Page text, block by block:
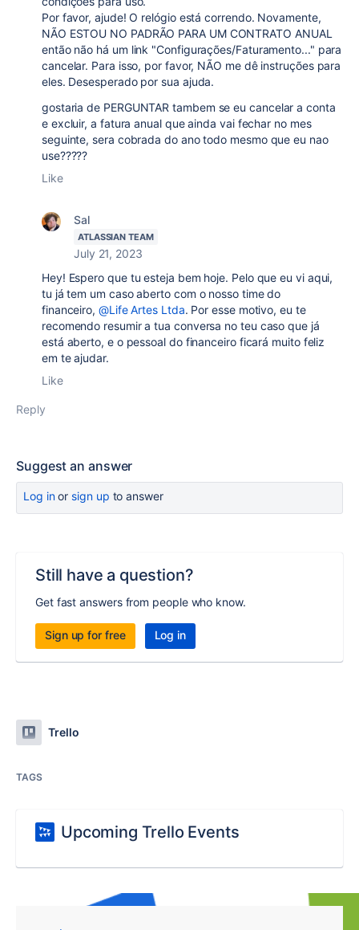
Por favor, ajude! O relógio está correndo. Novamente,
NÃO ESTOU NO PADRÃO PARA UM CONTRATO ANUAL
então não há um link "Configurações/Faturamento..." para
cancelar. Para isso, por favor, NÃO me dê instruções para
eles. Desesperado por sua ajuda.
gostaria de PERGUNTAR tambem se eu cancelar a conta
e excluir, a fatura anual que ainda vai fechar no mes
seguinte, sera cobrada do ano todo mesmo que eu nao
use?????
Like
Sal
ATLASSIAN TEAM
July 21, 2023
Hey! Espero que tu esteja bem hoje. Pelo que eu vi aqui,
tu já tem um caso aberto com o nosso time do
financeiro, @Life Artes Ltda. Por esse motivo, eu te
recomendo resumir a tua conversa no teu caso que já
está aberto, e o pessoal do financeiro ficará muito feliz
em te ajudar.
Like
Reply
Suggest an answer
Log inor sign up to answer
Still have a question?
Get fast answers from people who know.
Sign up for free Log in
Trello
TAGS
Upcoming Trello Events